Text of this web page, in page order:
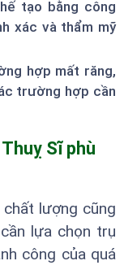
tạo bằng công
xác và thẩm mỹ
hợp mất răng,
trường hợp cần
Sĩ phù
lượng cũng
lựa chọn trụ
công của quá